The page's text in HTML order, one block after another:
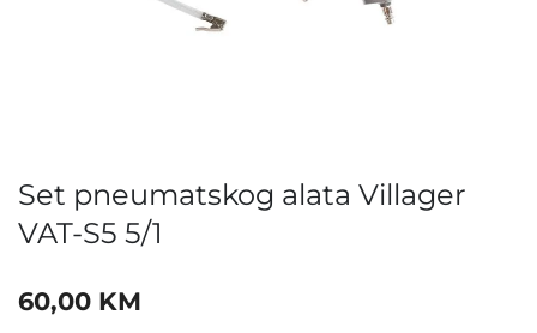
Set pneumatskog alata Villager
VAT-S5 5/1
60,00 KM